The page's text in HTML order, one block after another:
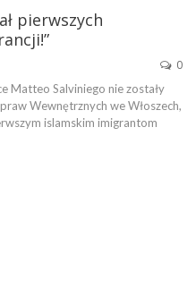
pierwszych
0
Matteo Salviniego nie zostały
Wewnętrznych we Włoszech,
islamskim imigrantom